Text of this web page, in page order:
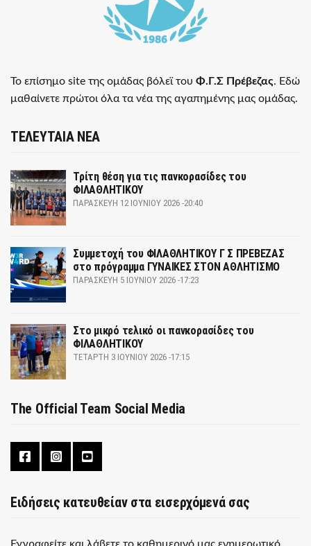
Το επίσημο site της ομάδας βόλεϊ του Φ.Γ.Σ Πρέβεζας. Εδώ
μαθαίνετε πρώτοι όλα τα νέα της αγαπημένης μας ομάδας.
ΤΕΛΕΥΤΑΙΑ ΝΕΑ
Τρίτη θέση για τις πανκορασίδες του
ΦΙΛΑΘΛΗΤΙΚΟΥ
ΠΑΡΑΣΚΕΥΉ 12 ΙΟΥΝΊΟΥ 2026 -20:40
Συμμετοχή του ΦΙΛΑΘΛΗΤΙΚΟΥ Γ Σ ΠΡΕΒΕΖΑΣ
στο πρόγραμμα ΓΥΝΑΙΚΕΣ ΣΤΟΝ ΑΘΛΗΤΙΣΜΟ
ΠΑΡΑΣΚΕΥΉ 5 ΙΟΥΝΊΟΥ 2026 -17:23
Στο μικρό τελικό οι πανκορασίδες του
ΦΙΛΑΘΛΗΤΙΚΟΥ
ΤΕΤΆΡΤΗ 3 ΙΟΥΝΊΟΥ 2026 -17:15
The Official Team Social Media
Ειδήσεις κατευθείαν στα εισερχόμενά σας